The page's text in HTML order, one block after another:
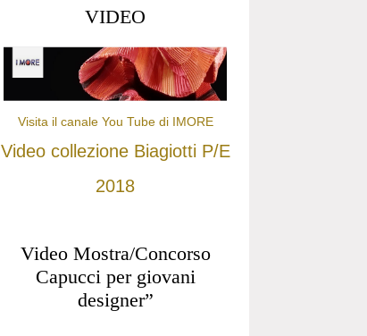
VIDEO
Visita il canale You Tube di IMORE
Video collezione Biagiotti P/E
2018
Video Mostra/Concorso
Capucci per giovani
designer”